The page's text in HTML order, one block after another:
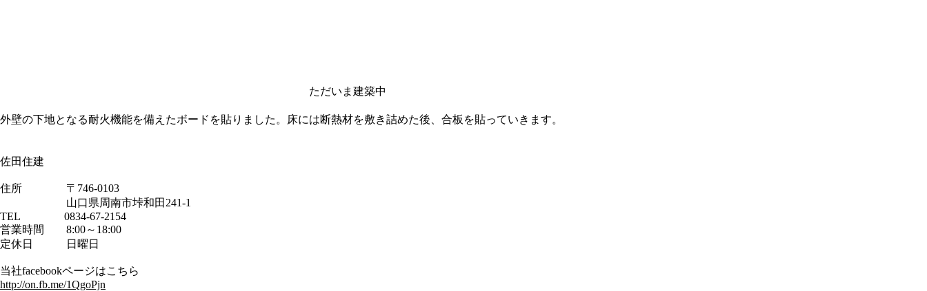
ただいま建築中
外壁の下地となる耐火機能を備えたボードを貼りました。床には断熱材を敷き詰めた後、合板を貼っていきます。
佐田住建
住所 〒746-0103
山口県周南市垰和田241-1
TEL 0834-67-2154
営業時間 8:00～18:00
定休日 日曜日
当社facebookページはこちら
http://on.fb.me/1QgoPjn